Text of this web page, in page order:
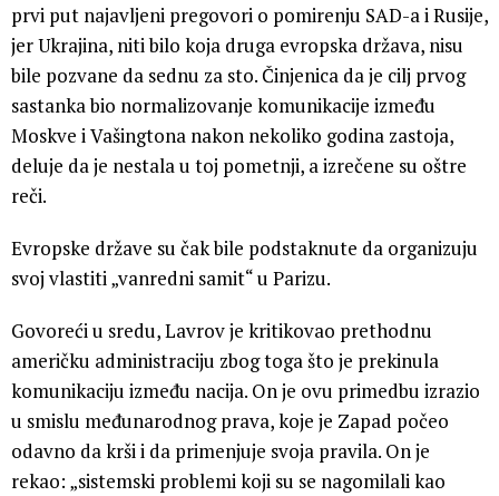
prvi put najavljeni pregovori o pomirenju SAD-a i Rusije,
jer Ukrajina, niti bilo koja druga evropska država, nisu
bile pozvane da sednu za sto. Činjenica da je cilj prvog
sastanka bio normalizovanje komunikacije između
Moskve i Vašingtona nakon nekoliko godina zastoja,
deluje da je nestala u toj pometnji, a izrečene su oštre
reči.
Evropske države su čak bile podstaknute da organizuju
svoj vlastiti „vanredni samit“ u Parizu.
Govoreći u sredu, Lavrov je kritikovao prethodnu
američku administraciju zbog toga što je prekinula
komunikaciju između nacija. On je ovu primedbu izrazio
u smislu međunarodnog prava, koje je Zapad počeo
odavno da krši i da primenjuje svoja pravila. On je
rekao: „sistemski problemi koji su se nagomilali kao